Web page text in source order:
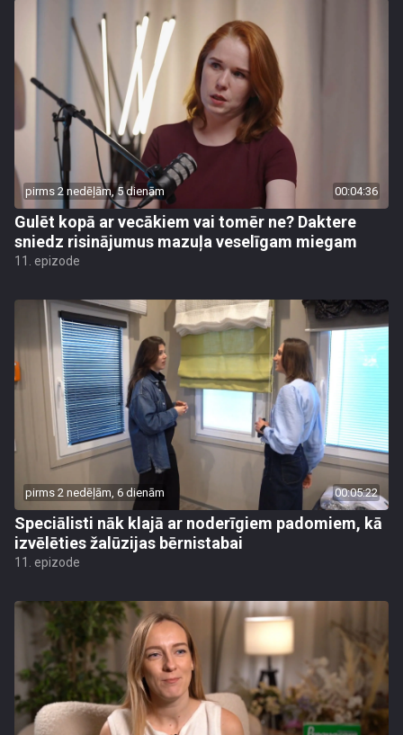
pirms 2 nedēļām, 5 dienām 00:04:36
Gulēt kopā ar vecākiem vai tomēr ne? Daktere
sniedz risinājumus mazuļa veselīgam miegam
11. epizode
pirms 2 nedēļām, 6 dienām 00:05:22
Speciālisti nāk klajā ar noderīgiem padomiem, kā
izvēlēties žalūzijas bērnistabai
11. epizode